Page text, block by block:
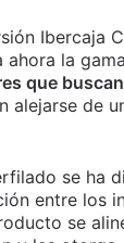
Ibercaja
la
que
alejarse de
se ha
entre los
se